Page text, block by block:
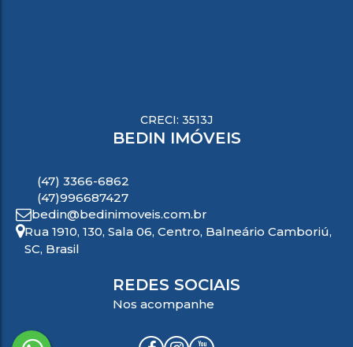
CRECI: 3513J
BEDIN IMÓVEIS
(47) 3366-6862
(47)996687427
bedin@bedinimoveis.com.br
Rua 1910, 130, Sala 06, Centro, Balneário Camboriú,
SC, Brasil
REDES SOCIAIS
Nos acompanhe